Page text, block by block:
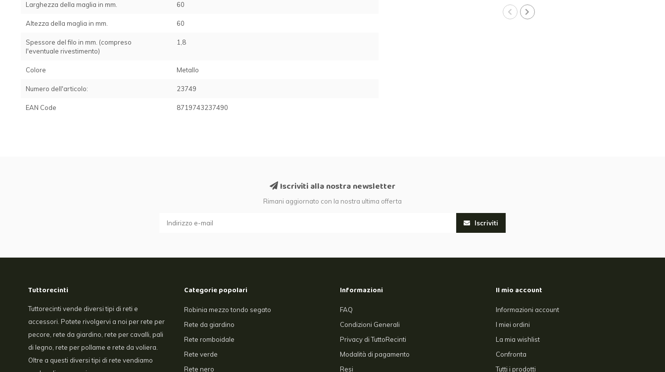
Larghezza della maglia in mm. 60
Altezza della maglia in mm. 60
Spessore del filo in mm. (compreso
l'eventuale rivestimento)
1,8
Colore Metallo
Numero dell'articolo: 23749
EAN Code 8719743237490
Iscriviti alla nostra newsletter
Rimani aggiornato con la nostra ultima offerta
Iscriviti
Tuttorecinti
Tuttorecinti vende diversi tipi di reti e
accessori. Potete rivolgervi a noi per rete per
pecore, rete da giardino, rete per cavalli, pali
di legno, rete per pollame e rete da voliera.
Oltre a questi diversi tipi di rete vendiamo
Categorie popolari
Robinia mezzo tondo segato
Rete da giardino
Rete romboidale
Rete verde
Rete nero
Informazioni
FAQ
Condizioni Generali
Privacy di TuttoRecinti
Modalità di pagamento
Resi
Il mio account
Informazioni account
I miei ordini
La mia wishlist
Confronta
Tutti i prodotti